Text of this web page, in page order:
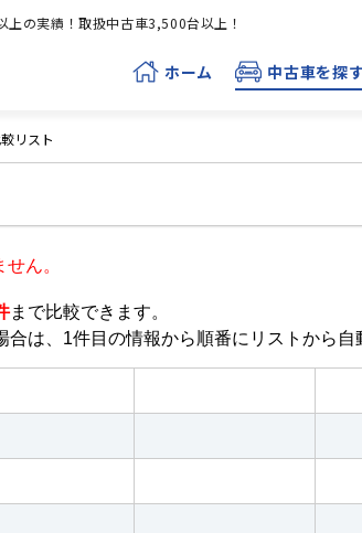
の実績！取扱中古車3,500台以上！
ホーム 中古車を探す
リスト
ん。
まで比較できます。
合は、1件目の情報から順番にリストから自